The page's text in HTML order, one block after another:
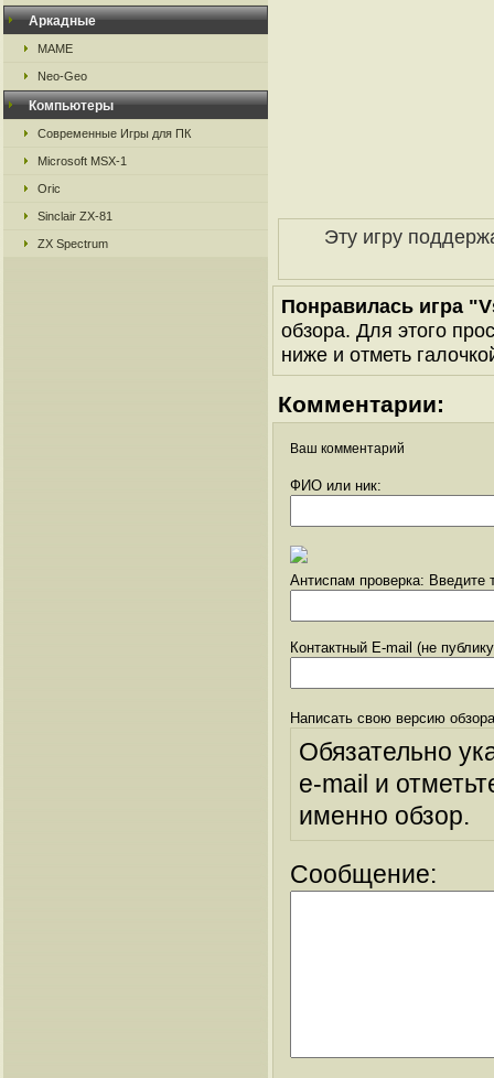
Аркадные
MAME
Neo-Geo
Компьютеры
Современные Игры для ПК
Microsoft MSX-1
Oric
Sinclair ZX-81
ZX Spectrum Эту игру
Понравилась игра
обзора. Для этого
ниже и отметь
Комментарии:
Ваш комментарий
ФИО или ник:
Антиспам проверка: Введите
Контактный E-mail (не
Написать свою версию
Обязательно
e-mail и
именно обзор.
Сообщение: